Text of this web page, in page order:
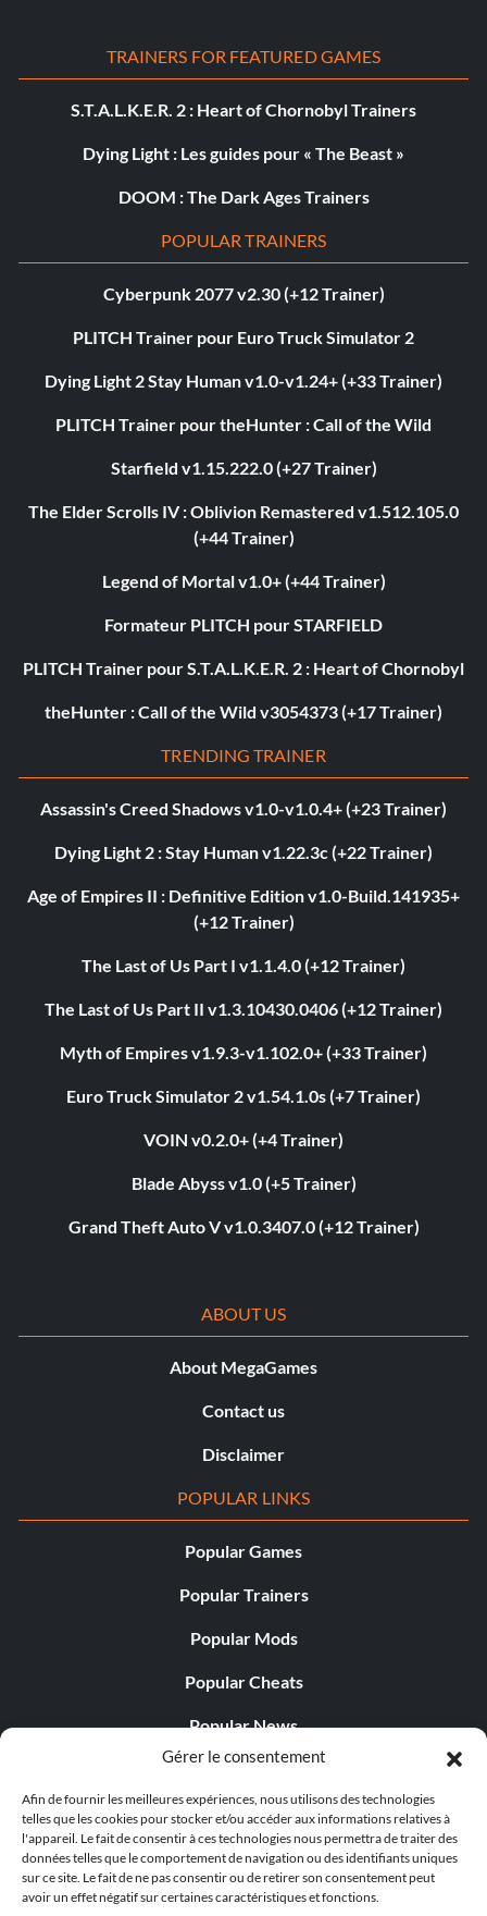
Gérer le consentement
Afin de fournir les meilleures expériences, nous utilisons des technologies
telles que les cookies pour stocker et/ou accéder aux informations relatives à
l'appareil. Le fait de consentir à ces technologies nous permettra de traiter des
données telles que le comportement de navigation ou des identifiants uniques
sur ce site. Le fait de ne pas consentir ou de retirer son consentement peut
avoir un effet négatif sur certaines caractéristiques et fonctions.
TRAINERS FOR FEATURED GAMES
S.T.A.L.K.E.R. 2 : Heart of Chornobyl Trainers
Dying Light : Les guides pour « The Beast »
DOOM : The Dark Ages Trainers
POPULAR TRAINERS
Cyberpunk 2077 v2.30 (+12 Trainer)
PLITCH Trainer pour Euro Truck Simulator 2
Dying Light 2 Stay Human v1.0-v1.24+ (+33 Trainer)
PLITCH Trainer pour theHunter : Call of the Wild
Starfield v1.15.222.0 (+27 Trainer)
The Elder Scrolls IV : Oblivion Remastered v1.512.105.0
(+44 Trainer)
Legend of Mortal v1.0+ (+44 Trainer)
Formateur PLITCH pour STARFIELD
PLITCH Trainer pour S.T.A.L.K.E.R. 2 : Heart of Chornobyl
theHunter : Call of the Wild v3054373 (+17 Trainer)
TRENDING TRAINER
Assassin's Creed Shadows v1.0-v1.0.4+ (+23 Trainer)
Dying Light 2 : Stay Human v1.22.3c (+22 Trainer)
Age of Empires II : Definitive Edition v1.0-Build.141935+
(+12 Trainer)
The Last of Us Part I v1.1.4.0 (+12 Trainer)
The Last of Us Part II v1.3.10430.0406 (+12 Trainer)
Myth of Empires v1.9.3-v1.102.0+ (+33 Trainer)
Euro Truck Simulator 2 v1.54.1.0s (+7 Trainer)
VOIN v0.2.0+ (+4 Trainer)
Blade Abyss v1.0 (+5 Trainer)
Grand Theft Auto V v1.0.3407.0 (+12 Trainer)
ABOUT US
About MegaGames
Contact us
Disclaimer
POPULAR LINKS
Popular Games
Popular Trainers
Popular Mods
Popular Cheats
Popular News
Popular Editorials
Popular Free Games
LATEST UPDATES